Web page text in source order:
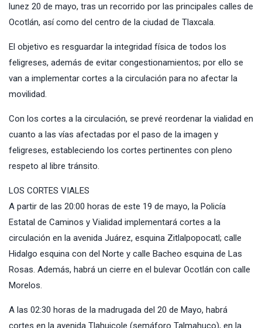
lunez 20 de mayo, tras un recorrido por las principales calles de
Ocotlán, así como del centro de la ciudad de Tlaxcala.
El objetivo es resguardar la integridad física de todos los
feligreses, además de evitar congestionamientos; por ello se
van a implementar cortes a la circulación para no afectar la
movilidad.
Con los cortes a la circulación, se prevé reordenar la vialidad en
cuanto a las vías afectadas por el paso de la imagen y
feligreses, estableciendo los cortes pertinentes con pleno
respeto al libre tránsito.
LOS CORTES VIALES
A partir de las 20:00 horas de este 19 de mayo, la Policía
Estatal de Caminos y Vialidad implementará cortes a la
circulación en la avenida Juárez, esquina Zitlalpopocatl; calle
Hidalgo esquina con del Norte y calle Bacheo esquina de Las
Rosas. Además, habrá un cierre en el bulevar Ocotlán con calle
Morelos.
A las 02:30 horas de la madrugada del 20 de Mayo, habrá
cortes en la avenida Tlahuicole (semáforo Talmahuco), en la